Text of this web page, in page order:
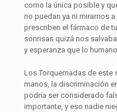
como la única posible y
no puedan ya ni mirarnos
prescriben el fármaco de
sonrisas quizá nos
y esperanza que lo
Los Torquemadas de este
manos, la discriminación
podría ser considerado
importante, y eso nadie